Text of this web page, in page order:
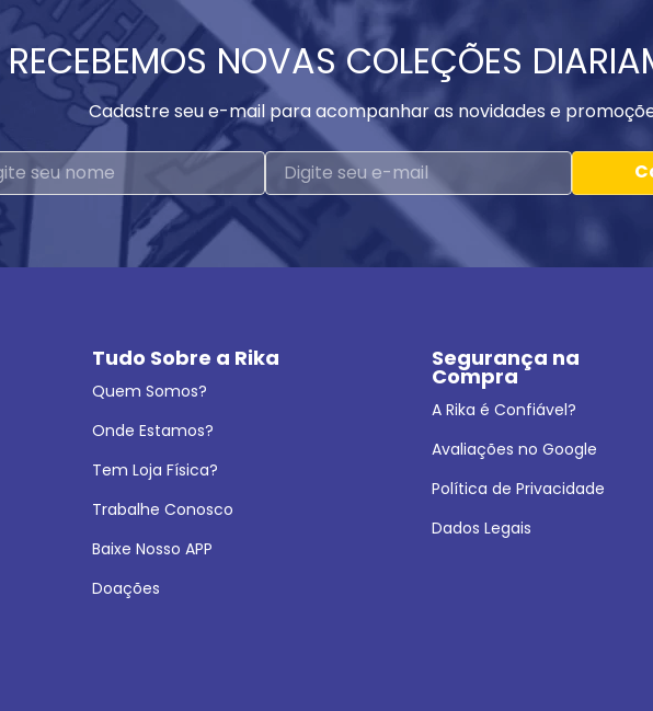
RECEBEMOS NOVAS COLEÇÕES
Cadastre seu e-mail para acompanhar as novidades e
Tudo Sobre a Rika
Quem Somos?
Onde Estamos?
Tem Loja Física?
Trabalhe Conosco
Baixe Nosso APP
Doações
Segurança na
Compra
A Rika é Confiável?
Avaliações no Google
Política de Privacidade
Dados Legais